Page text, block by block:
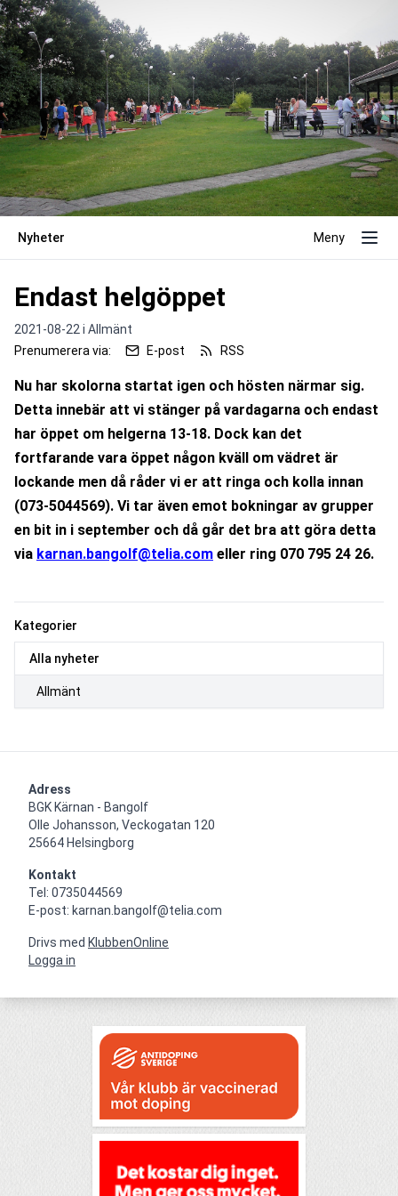
Nyheter Meny
Kategorier
Alla nyheter
Allmänt
Endast helgöppet
2021-08-22 i Allmänt
Prenumerera via:
E-post RSS
Nu har skolorna startat igen och hösten närmar sig.
Detta innebär att vi stänger på vardagarna och endast
har öppet om helgerna 13-18. Dock kan det
fortfarande vara öppet någon kväll om vädret är
lockande men då råder vi er att ringa och kolla innan
(073-5044569). Vi tar även emot bokningar av grupper
en bit in i september och då går det bra att göra detta
via karnan.bangolf@telia.com eller ring 070 795 24 26.
Adress
BGK Kärnan - Bangolf
Olle Johansson, Veckogatan 120
25664 Helsingborg
Kontakt
Tel: 0735044569
E-post: karnan.bangolf@telia.com
Drivs med KlubbenOnline
Logga in